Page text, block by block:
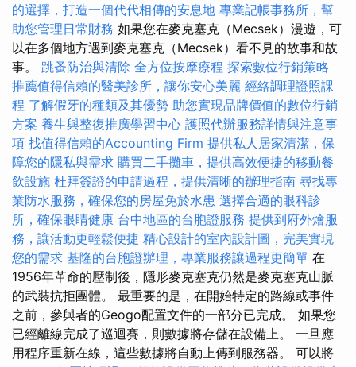
的選擇，打造一個代代相傳的安息地 專業記帳事務所，幫
助您管理日常財務 如果您在麥克塞克（Mecsek）漫遊，可
以在多個地方遇到麥克塞克（Mecsek）看不見的故事和故
事。 跳蚤防治與清除 全方位按摩療程 探索數位行銷策略
推薦值得信賴的醫美診所，讓你安心美麗 經絡調理證照課
程 了解假牙的種類及其優勢 助您實現品牌價值的數位行銷
方案 養生與整復推廣學習中心 護照代辦服務詳情與注意事
項 找值得信賴的Accounting Firm 提供私人居家清潔，保
障您的隱私與需求 購買二手攤車，提供高效便捷的移動餐
飲設施 杜拜簽證的申請過程，提供清晰的辦理指南 尋找專
業防水服務，確保您的房屋免於水患 選擇合適的眼科診
所，確保眼睛健康 台中地區的台胞證服務 提供到府外燴服
務，讓活動更輕鬆便捷 精心設計的室內設計圖，完美實現
您的需求 基隆的台胞證辦理，專業服務讓過程更簡單 在
1956年革命的壓制後，隱形麥克塞克仍然是麥克塞克山脈
的武裝抗拒團體。 最重要的是，在開始特定的路線或事件
之前，參與者的Geogo配置文件的一部分已完成。 如果您
已經離線完成了巡迴賽，則數據將存儲在設備上。 一旦應
用程序重新在線，這些數據將自動上傳到服務器。 可以將